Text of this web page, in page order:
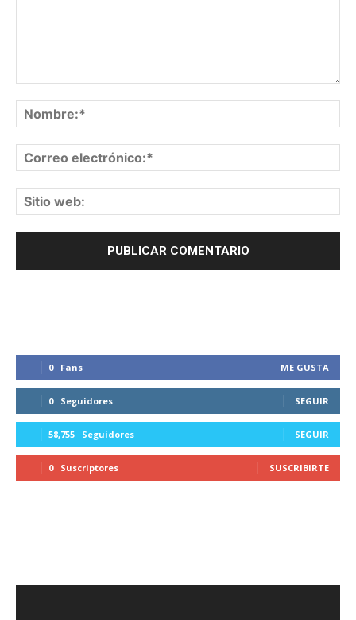
0 Fans ME GUSTA
0 Seguidores SEGUIR
58,755 Seguidores SEGUIR
0 Suscriptores SUSCRIBIRTE